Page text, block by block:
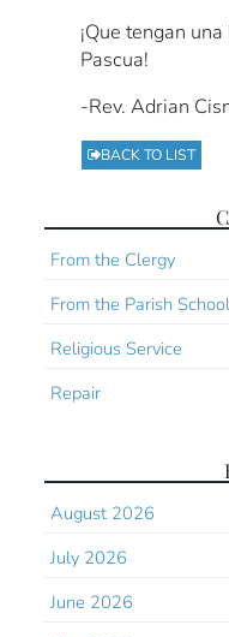
¡Que tengan
Pascua!
-Rev. Adrian
BACK TO LIST
From the Clergy
From the Parish School
Religious Service
Repair
August 2026
July 2026
June 2026